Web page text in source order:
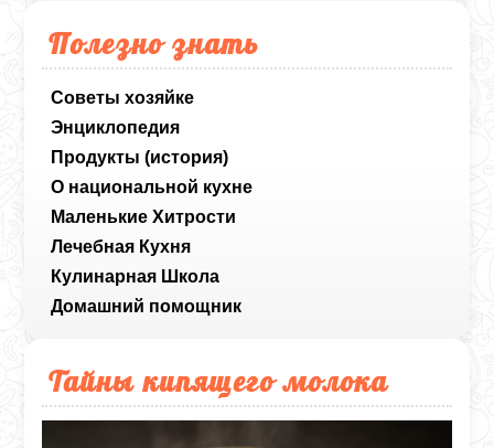
Полезно знать
Советы хозяйке
Энциклопедия
Продукты (история)
О национальной кухне
Маленькие Хитрости
Лечебная Кухня
Кулинарная Школа
Домашний помощник
Тайны кипящего молока